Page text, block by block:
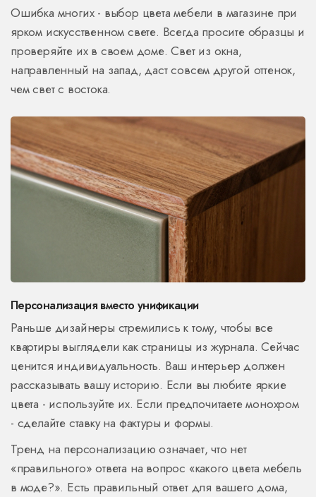
Ошибка многих - выбор цвета мебели в магазине при
ярком искусственном свете. Всегда просите образцы и
проверяйте их в своем доме. Свет из окна,
направленный на запад, даст совсем другой оттенок,
чем свет с востока.
Персонализация вместо унификации
Раньше дизайнеры стремились к тому, чтобы все
квартиры выглядели как страницы из журнала. Сейчас
ценится индивидуальность. Ваш интерьер должен
рассказывать вашу историю. Если вы любите яркие
цвета - используйте их. Если предпочитаете монохром
- сделайте ставку на фактуры и формы.
Тренд на персонализацию означает, что нет
«правильного» ответа на вопрос «какого цвета мебель
в моде?». Есть правильный ответ для вашего дома,